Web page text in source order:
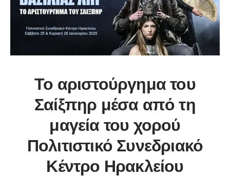
Το αριστούργημα του
Σαίξπηρ μέσα από τη
μαγεία του χορού
Πολιτιστικό Συνεδριακό
Κέντρο Ηρακλείου